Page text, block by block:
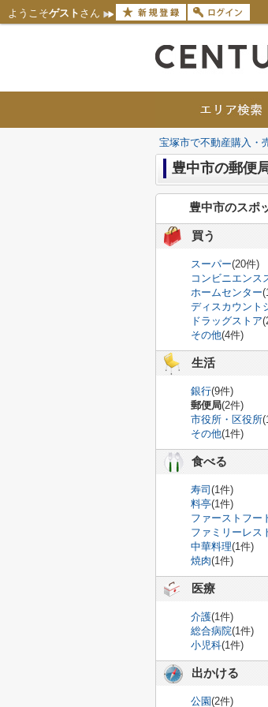
ようこそゲスト さん
宝塚市で不動産購入・
豊中市の郵便
豊中市のスポ
買う
スーパー(20件)
コンビニエンス
ホームセンター
ディスカウント
ドラッグストア
その他(4件)
生活
銀行(9件)
郵便局(2件)
市役所・区役所
その他(1件)
食べる
寿司 (1件)
料亭(1件)
ファーストフー
ファミリーレス
中華料理(1件)
焼肉(1件)
医療
介護(1件)
総合病院(1件)
小児科(1件)
出かける
公園(2件)